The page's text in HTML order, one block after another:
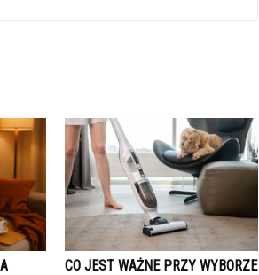
CO JEST WAŻNE PRZY WYBORZE